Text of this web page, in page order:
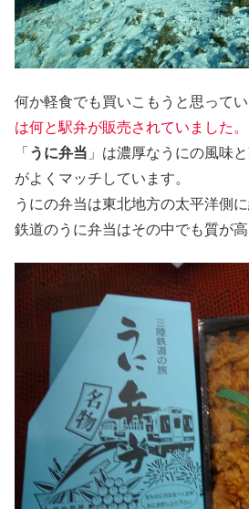
何か軽食でも買いこもうと思ってい
は何と駅弁が販売されていました。
「 うに弁当 」は濃厚なうにの風味
がよくマッチしています。
うにの弁当は東北地方の太平洋側
鉄道のうに弁当はその中でも質が高